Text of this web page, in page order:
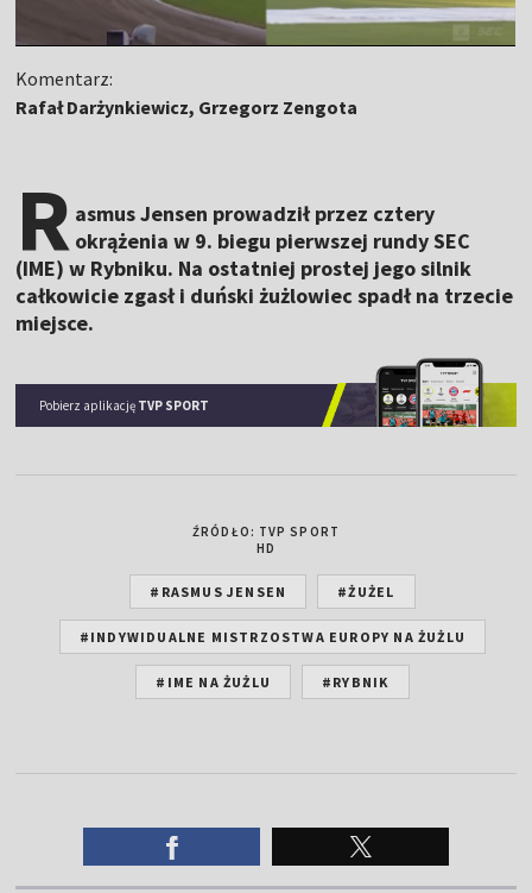
Komentarz:
Rafał Darżynkiewicz, Grzegorz Zengota
R asmus Jensen prowadził przez cztery
okrążenia w 9. biegu pierwszej rundy SEC
(IME) w Rybniku. Na ostatniej prostej jego silnik
całkowicie zgasł i duński żużlowiec spadł na trzecie
miejsce.
Pobierz aplikację TVP SPORT
ŹRÓDŁO: TVP SPORT
HD
#RASMUS JENSEN #ŻUŻEL
#INDYWIDUALNE MISTRZOSTWA EUROPY NA ŻUŻLU
#IME NA ŻUŻLU #RYBNIK